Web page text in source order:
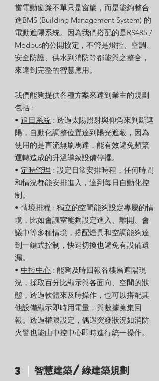
當電動窗簾不單只是窗簾，而是能夠整合
進BMS (Building Management System) 的
電動遮陽系統。因為我們搭配的是RS485 /
Modbus的公開協定，不管是燈控、空調、
安全防護、供水到消防等都能與之整合，
來達到完整的智慧應用。
我們能夠提供各種方案來達到業主的規劃
包括 :
• 追日系統 : 透過太陽照射與仰角來判斷遮
陽，自動化調整位置達到陽光遮蔽，因為
使用的是直流無刷馬達，能有效避免頻繁
運轉造成的升溫導致設備停擺。
• 定時管理 : 設定日常安排時程，任何時間
和情況都能安排進入，達到每日自動化控
制。
•情境排程 : 獨立的空間能夠設定專屬的情
境，比如會議室能夠設定進入、離開、會
議中等多種情境，搭配燈具和空調能夠達
到一鍵式控制，快速切換也避免有設備遺
漏。
• 中控中心 : 能夠及時回報各樓層遮陽現
況，採取百分比顯示與各面向、空間的狀
態，透過軟體來及時操作，也可以搭配其
他設備顯示即時用電量，與數據蒐集回
報。透過權限設定，偶遇突發狀況如消防
火警也能由中控中心即時進行統一操作。
3 智慧建築/綠建築規劃